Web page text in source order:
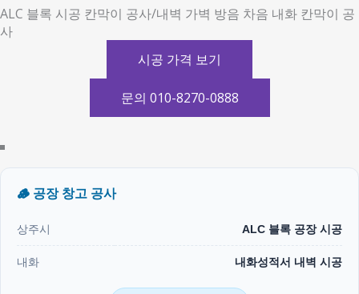
ALC 블록 시공 칸막이 공사/내벽 가벽 방음 차음 내화 칸막이 공
사
시공 가격 보기
문의 010-8270-0888
🪵 공장 창고 공사
상주시 ALC 블록 공장 시공
내화 내화성적서 내벽 시공